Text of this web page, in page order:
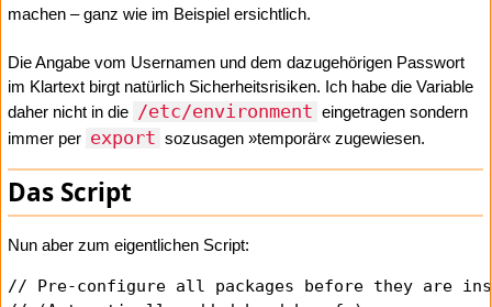
machen – ganz wie im Beispiel ersichtlich.
Die Angabe vom Usernamen und dem dazugehörigen Passwort
im Klartext birgt natürlich Sicherheitsrisiken. Ich habe die Variable
daher nicht in die /etc/environment eingetragen sondern
immer per export sozusagen »temporär« zugewiesen.
Das Script
Nun aber zum eigentlichen Script:
// Pre-configure all packages before they are